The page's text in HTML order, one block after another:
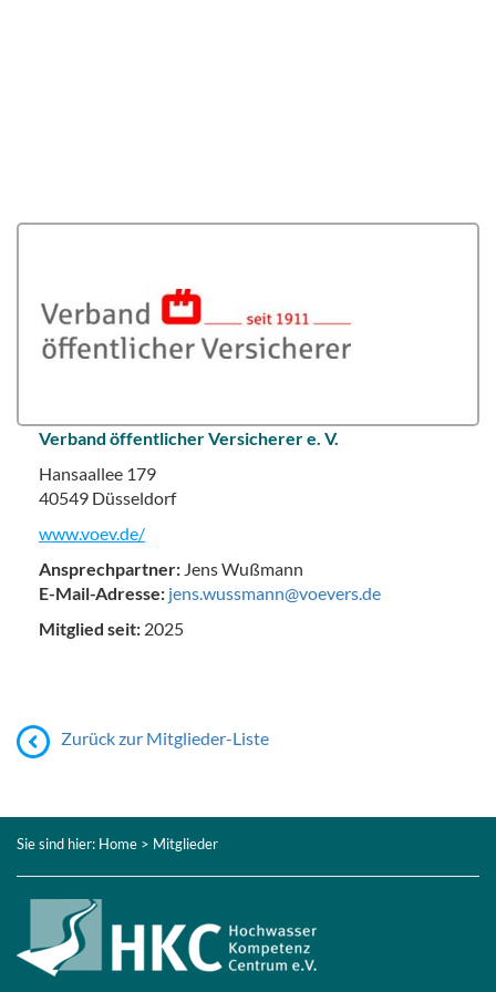
Verband öffentlicher Versicherer e. V.
Hansaallee 179
40549 Düsseldorf
www.voev.de/
Ansprechpartner: Jens Wußmann
E-Mail-Adresse: jens.wussmann@voevers.de
Mitglied seit: 2025
Zurück zur Mitglieder-Liste
Sie sind hier: Home > Mitglieder